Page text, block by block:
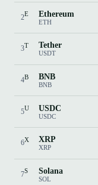
2E Ethereum
ETH
3T Tether
USDT
4B BNB
BNB
5U USDC
USDC
6X XRP
XRP
7S Solana
SOL